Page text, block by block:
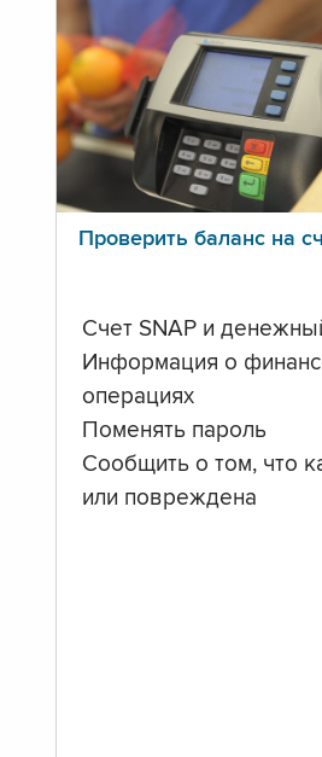
Проверить баланс на
Счет SNAP и
Информация о
операциях
Поменять пароль
Сообщить о том, что
или повреждена